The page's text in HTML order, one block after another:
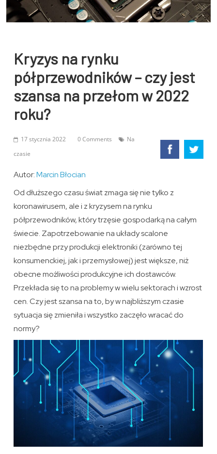
Kryzys na rynku
półprzewodników – czy jest
szansa na przełom w 2022
roku?
17 stycznia 2022 0 Comments
Na
czasie
Autor:Marcin Błocian
Od dłuższego czasu świat zmaga się nie tylko z
koronawirusem, ale i z kryzysem na rynku
półprzewodników, który trzęsie gospodarką na całym
świecie. Zapotrzebowanie na układy scalone
niezbędne przy produkcji elektroniki (zarówno tej
konsumenckiej, jak i przemysłowej) jest większe, niż
obecne możliwości produkcyjne ich dostawców.
Przekłada się to na problemy w wielu sektorach i wzrost
cen. Czy jest szansa na to, by w najbliższym czasie
sytuacja się zmieniła i wszystko zaczęło wracać do
normy?